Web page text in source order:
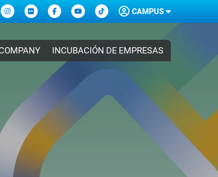
CAMPUS
INCUBACIÓN DE EMPRESAS
Y